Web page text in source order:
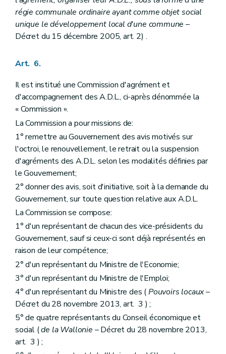
régie communale ordinaire ayant comme objet social
unique le développement local d'une commune –
Décret du 15 décembre 2005, art. 2) .
Art. 6.
Il est institué une Commission d'agrément et
d'accompagnement des A.D.L., ci-après dénommée la
« Commission ».
La Commission a pour missions de:
1° remettre au Gouvernement des avis motivés sur
l'octroi, le renouvellement, le retrait ou la suspension
d'agréments des A.D.L. selon les modalités définies par
le Gouvernement;
2° donner des avis, soit d'initiative, soit à la demande du
Gouvernement, sur toute question relative aux A.D.L.
La Commission se compose:
1° d'un représentant de chacun des vice-présidents du
Gouvernement, sauf si ceux-ci sont déjà représentés en
raison de leur compétence;
2° d'un représentant du Ministre de l'Economie;
3° d'un représentant du Ministre de l'Emploi;
4° d'un représentant du Ministre des (Pouvoirs locaux–
Décret du 28 novembre 2013, art. 3 ) ;
5° de quatre représentants du Conseil économique et
social (de la Wallonie – Décret du 28 novembre 2013,
art. 3 ) ;